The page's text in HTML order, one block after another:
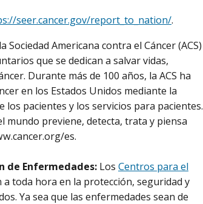
seer.cancer.gov/report_to_nation/.
la Sociedad Americana contra el Cáncer (ACS)
que se dedican a salvar vidas,
Durante más de 100 años, la ACS ha
en los Estados Unidos mediante la
los pacientes y los servicios para pacientes.
mundo previene, detecta, trata y piensa
es.
de Enfermedades: Los Centros para el
a toda hora en la protección, seguridad y
Ya sea que las enfermedades sean de